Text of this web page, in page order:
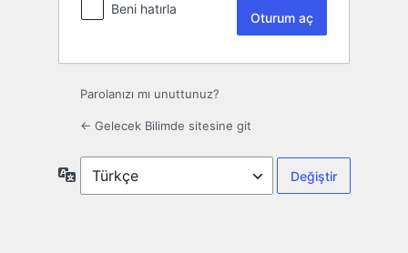
Beni hatırla
Parolanızı mı unuttunuz?
← Gelecek Bilimde sitesine git
Dil